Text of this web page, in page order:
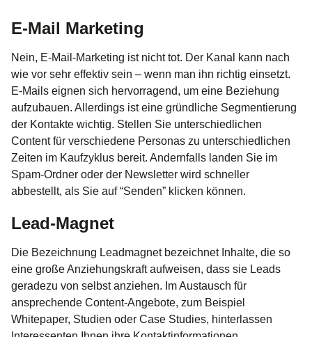
E-Mail Marketing
Nein, E-Mail-Marketing ist nicht tot. Der Kanal kann nach
wie vor sehr effektiv sein – wenn man ihn richtig einsetzt.
E-Mails eignen sich hervorragend, um eine Beziehung
aufzubauen. Allerdings ist eine gründliche Segmentierung
der Kontakte wichtig. Stellen Sie unterschiedlichen
Content für verschiedene Personas zu unterschiedlichen
Zeiten im Kaufzyklus bereit. Andernfalls landen Sie im
Spam-Ordner oder der Newsletter wird schneller
abbestellt, als Sie auf “Senden” klicken können.
Lead-Magnet
Die Bezeichnung Leadmagnet bezeichnet Inhalte, die so
eine große Anziehungskraft aufweisen, dass sie Leads
geradezu von selbst anziehen. Im Austausch für
ansprechende Content-Angebote, zum Beispiel
Whitepaper, Studien oder Case Studies, hinterlassen